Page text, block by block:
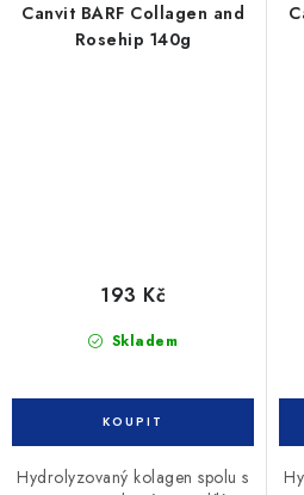
Canvit BARF Collagen and
Rosehip 140g
Skladem
193 Kč
Hydrolyzovaný kolagen spolu s